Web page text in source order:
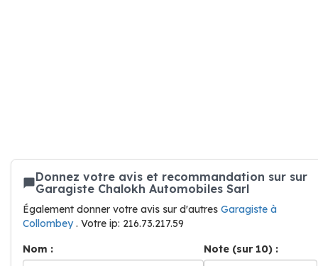
Donnez votre avis et recommandation sur sur
Garagiste Chalokh Automobiles Sarl
Également donner votre avis sur d'autres Garagiste à
Collombey. Votre ip: 216.73.217.59
Nom :
Note (sur 10) :